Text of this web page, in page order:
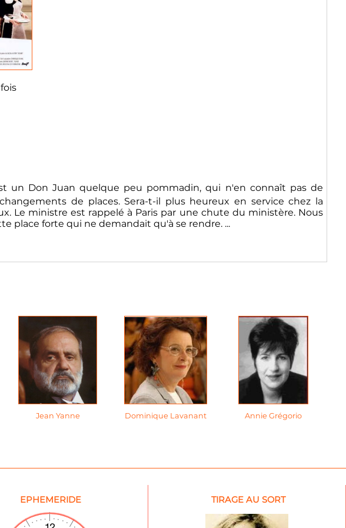
fois
un Don Juan quelque peu pommadin, qui n'en connaît pas de
de places. Sera-t-il plus heureux en service chez la
Le ministre est rappelé à Paris par une chute du ministère. Nous
place forte qui ne demandait qu'à se rendre. ...
Jean Yanne Dominique Lavanant Annie Grégorio
EPHEMERIDE TIRAGE AU SORT